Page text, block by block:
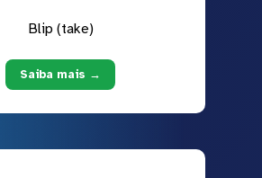
Blip (take)
Saiba mais →